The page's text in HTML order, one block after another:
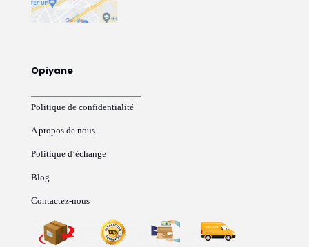
Opiyane
Politique de confidentialité
A propos de nous
Politique d’échange
Blog
Contactez-nous